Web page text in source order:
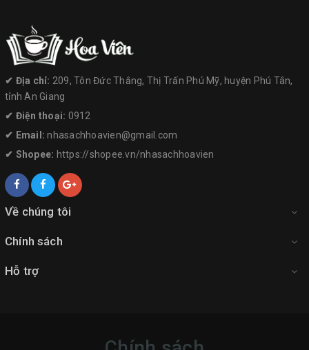
✔︎ Địa chỉ: 209, Tôn Đức Thắng, Thị Trấn Phú Mỹ, huyện Phú Tân,
tỉnh An Giang
✔︎ Điện thoại: 0912
✔︎ Email:nhasachhoavien@gmail.com
✔︎ Shopee: https://shopee.vn/nhasachhoavien
Về chúng tôi
Chính sách
Hỗ trợ